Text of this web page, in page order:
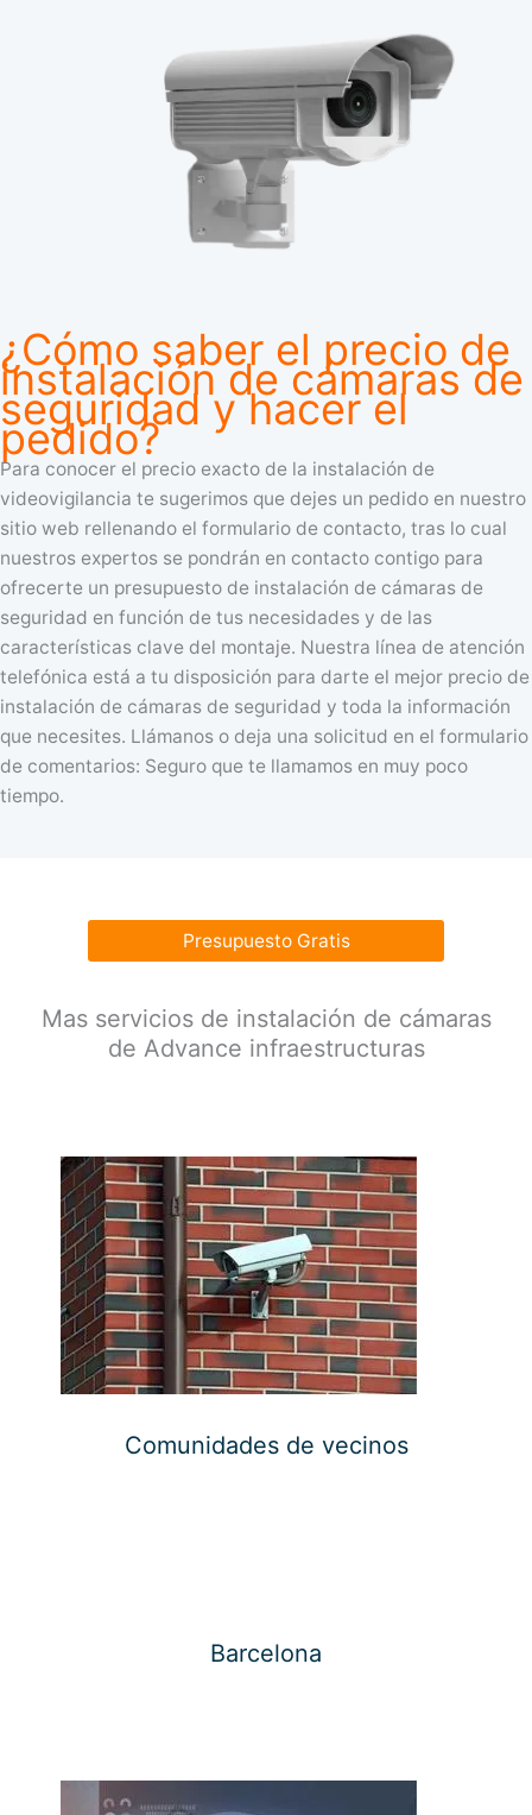
¿Cómo saber el precio de
instalación de cámaras de
seguridad y hacer el
pedido?
Para conocer el precio exacto de la instalación de
videovigilancia te sugerimos que dejes un pedido en nuestro
sitio web rellenando el formulario de contacto, tras lo cual
nuestros expertos se pondrán en contacto contigo para
ofrecerte un presupuesto de instalación de cámaras de
seguridad en función de tus necesidades y de las
características clave del montaje. Nuestra línea de atención
telefónica está a tu disposición para darte el mejor precio de
instalación de cámaras de seguridad y toda la información
que necesites. Llámanos o deja una solicitud en el formulario
de comentarios: Seguro que te llamamos en muy poco
tiempo.
Presupuesto Gratis
Mas servicios de instalación de cámaras
de Advance infraestructuras
Comunidades de vecinos
Barcelona